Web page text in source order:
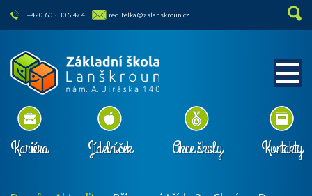
skip to main content
+420 605 306 474 reditelka@zslanskroun.cz
Kariéra Jídelníček Akce školy Kontakty